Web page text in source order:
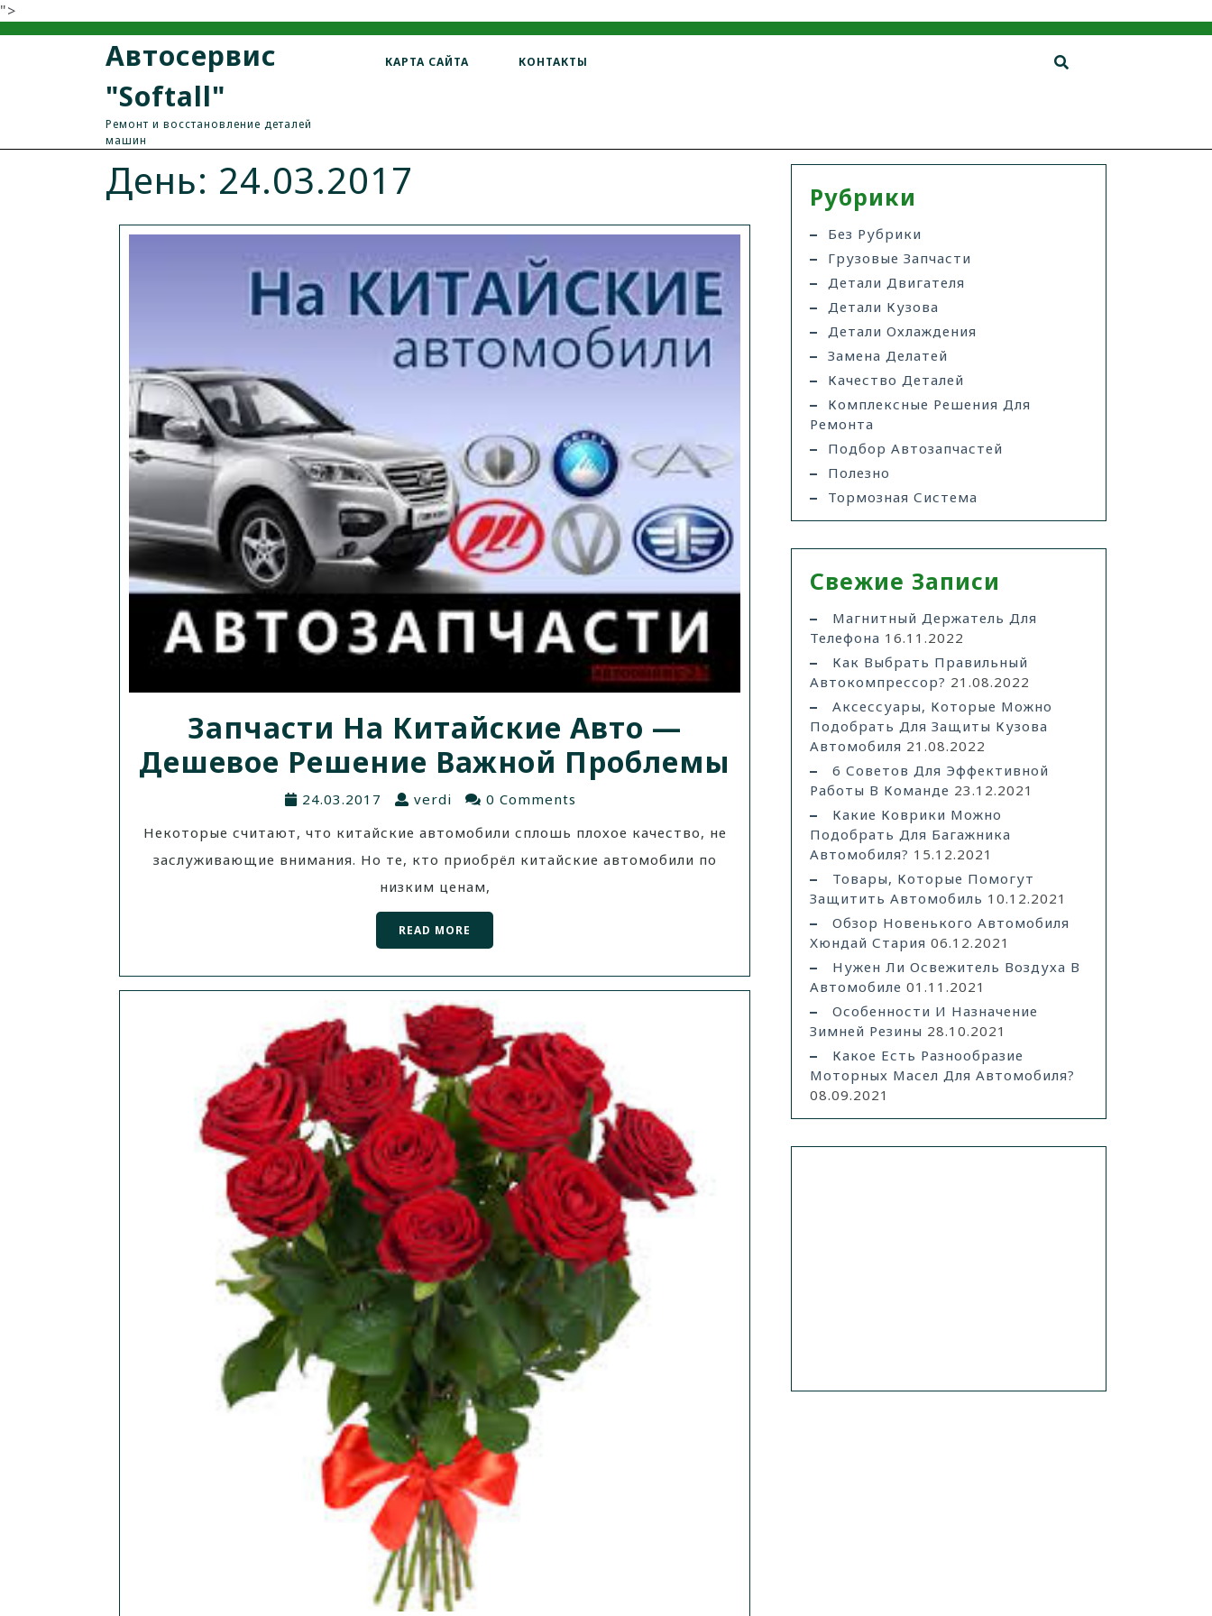
">
Автосервис
"Softall"
Ремонт и восстановление деталей
машин
КАРТА САЙТА КОНТАКТЫ
День: 24.03.2017
Запчасти На Китайские Авто —
Дешевое Решение Важной Проблемы
24.03.2017 verdi
0 Comments
Некоторые считают, что китайские автомобили сплошь плохое качество, не
заслуживающие внимания. Но те, кто приобрёл китайские автомобили по
низким ценам,
READ MORE
Рубрики
Без Рубрики
Грузовые Запчасти
Детали Двигателя
Детали Кузова
Детали Охлаждения
Замена Делатей
Качество Деталей
Комплексные Решения Для
Ремонта
Подбор Автозапчастей
Полезно
Тормозная Система
Свежие Записи
Магнитный Держатель Для
Телефона 16.11.2022
Как Выбрать Правильный
Автокомпрессор? 21.08.2022
Аксессуары, Которые Можно
Подобрать Для Защиты Кузова
Автомобиля 21.08.2022
6 Советов Для Эффективной
Работы В Команде 23.12.2021
Какие Коврики Можно
Подобрать Для Багажника
Автомобиля? 15.12.2021
Товары, Которые Помогут
Защитить Автомобиль 10.12.2021
Обзор Новенького Автомобиля
Хюндай Стария 06.12.2021
Нужен Ли Освежитель Воздуха В
Автомобиле 01.11.2021
Особенности И Назначение
Зимней Резины 28.10.2021
Какое Есть Разнообразие
Моторных Масел Для Автомобиля?
08.09.2021